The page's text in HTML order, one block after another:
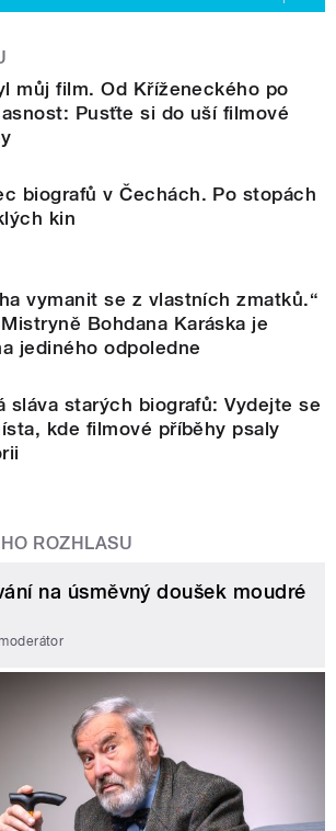
můj film. Od Kříženeckého po
Pusťte si do uší filmové
biografů v Čechách. Po stopách
kin
vymanit se z vlastních zmatků.“
Bohdana Karáska je
jediného odpoledne
sláva starých biografů: Vydejte se
kde filmové příběhy psaly
ROZHLASU
na úsměvný doušek moudré